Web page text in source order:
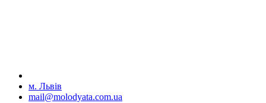
м. Львів
mail@molodyata.com.ua